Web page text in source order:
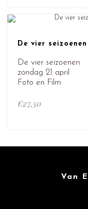
De vier
De vier seizoenen
zondag 21 april
Foto en Film
€27,50
Van